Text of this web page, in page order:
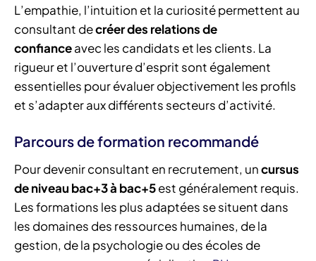
L’empathie, l’intuition et la curiosité permettent au
consultant decréer des relations de
confianceavec les candidats et les clients. La
rigueur et l’ouverture d’esprit sont également
essentielles pour évaluer objectivement les profils
et s’adapter aux différents secteurs d’activité.
Parcours de formation recommandé
Pour devenir consultant en recrutement, uncursus
de niveau bac+3 à bac+5est généralement requis.
Les formations les plus adaptées se situent dans
les domaines des ressources humaines, de la
gestion, de la psychologie ou des écoles de